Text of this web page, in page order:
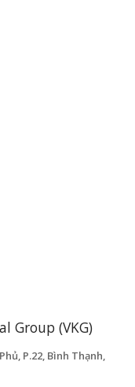
Group (VKG)
P.22, Bình Thạnh,